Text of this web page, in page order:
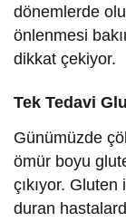
dönemlerde
önlenmesi
dikkat çekiyor.
Tek Tedavi
Günümüzde
ömür boyu
çıkıyor.
duran